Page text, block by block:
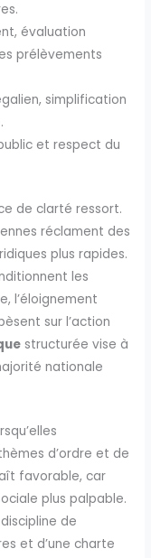
évaluation
prélèvements
simplification
et respect du
de clarté ressort.
réclament des
plus rapides.
les
l’éloignement
sur l’action
structurée vise à
nationale
d’ordre et de
favorable, car
plus palpable.
de
et d’une charte